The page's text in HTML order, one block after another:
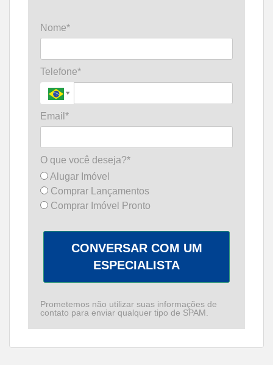
Nome*
Telefone*
Email*
O que você deseja?*
Alugar Imóvel
Comprar Lançamentos
Comprar Imóvel Pronto
CONVERSAR COM UM
ESPECIALISTA
Prometemos não utilizar suas informações de
contato para enviar qualquer tipo de SPAM.